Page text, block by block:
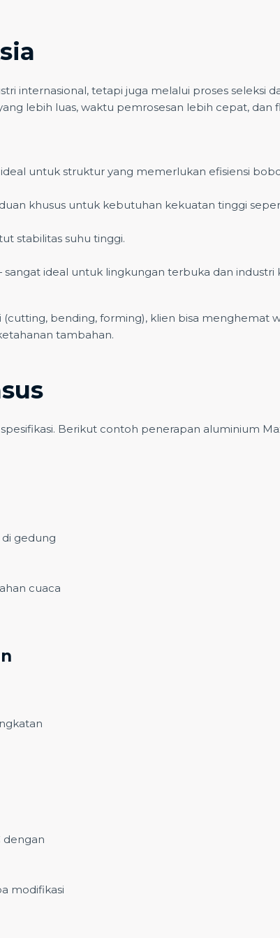
internasional, tetapi juga melalui proses seleksi
lebih luas, waktu pemrosesan lebih cepat, dan
untuk struktur yang memerlukan efisiensi
khusus untuk kebutuhan kekuatan tinggi
stabilitas suhu tinggi.
ideal untuk lingkungan terbuka dan industri
bending, forming), klien bisa menghemat
tambahan.
Berikut contoh penerapan aluminium
gedung
cuaca
dengan
modifikasi